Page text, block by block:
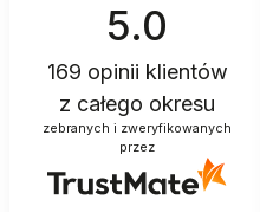
5.0
169 opinii klientów
z całego okresu
zebranych i zweryfikowanych
przez